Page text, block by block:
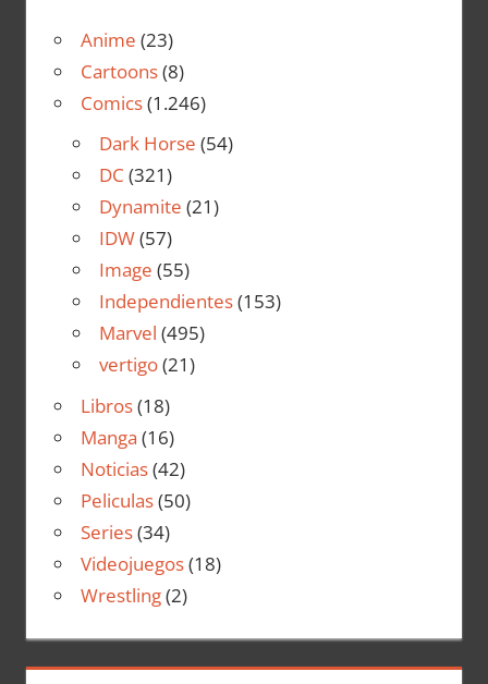
Anime (23)
Cartoons(8)
Comics(1.246)
Dark Horse (54)
DC (321)
Dynamite (21)
IDW(57)
Image (55)
Independientes(153)
Marvel (495)
vertigo(21)
Libros(18)
Manga (16)
Noticias(42)
Peliculas(50)
Series(34)
Videojuegos(18)
Wrestling(2)